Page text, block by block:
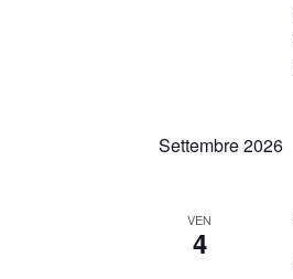
Settembre 2026
VEN
4